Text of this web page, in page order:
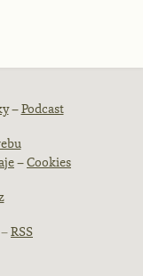
–Podcast
–Cookies
–RSS